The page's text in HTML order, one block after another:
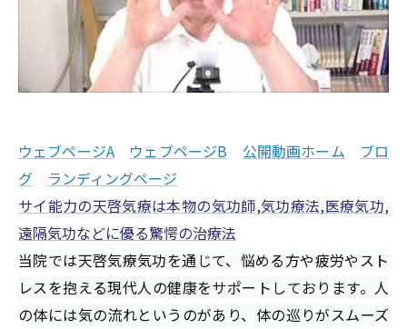
ウェブページA ウェブページB 公開動画ホーム
ブロ
グ
ランディングページ
サイ能力の天啓気療は本物の気功師,気功療法,医療気功,
遠隔気功などに優る驚愕の治療法
当院では天啓気療気功を通じて、悩める方や疲労やスト
レスを抱える現代人の健康をサポートしております。人
の体には気の流れというのがあり、体の巡りがスムーズ